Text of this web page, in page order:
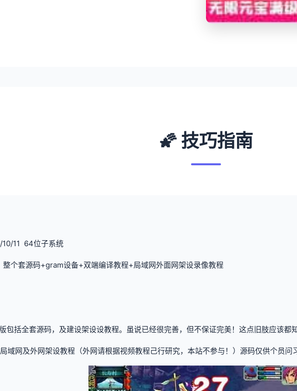
🌠 技巧指南
11 64位子系统
整个套源码+gram设备+双端编译教程+局域网外面网架设录像教程
包括全套源码，及建设架设设教程。虽说已经很完善，但不保证完美！这点旧肢应该
域网及外网架设教程（外网请根据视频教程己行研究，本站不参与！）源码仅供个员问